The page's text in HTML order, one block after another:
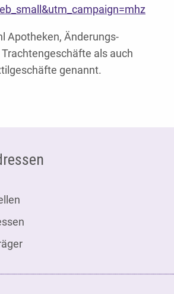
Apotheken, Änderungs-
als auch
genannt.